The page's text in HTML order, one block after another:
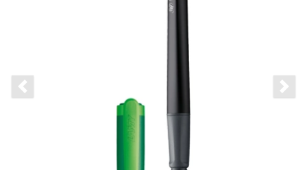
Previous slide